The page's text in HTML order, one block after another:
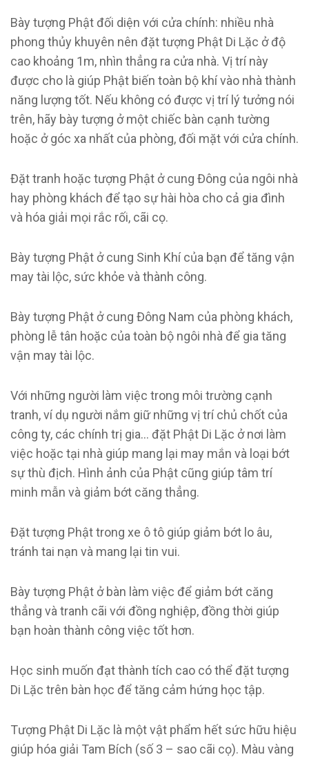
Bày tượng Phật đối diện với cửa chính: nhiều nhà
phong thủy khuyên nên đặt tượng Phật Di Lặc ở độ
cao khoảng 1m, nhìn thẳng ra cửa nhà. Vị trí này
được cho là giúp Phật biến toàn bộ khí vào nhà thành
năng lượng tốt. Nếu không có được vị trí lý tưởng nói
trên, hãy bày tượng ở một chiếc bàn cạnh tường
hoặc ở góc xa nhất của phòng, đối mặt với cửa chính.
Đặt tranh hoặc tượng Phật ở cung Đông của ngôi nhà
hay phòng khách để tạo sự hài hòa cho cả gia đình
và hóa giải mọi rắc rối, cãi cọ.
Bày tượng Phật ở cung Sinh Khí của bạn để tăng vận
may tài lộc, sức khỏe và thành công.
Bày tượng Phật ở cung Đông Nam của phòng khách,
phòng lễ tân hoặc của toàn bộ ngôi nhà để gia tăng
vận may tài lộc.
Với những người làm việc trong môi trường cạnh
tranh, ví dụ người nắm giữ những vị trí chủ chốt của
công ty, các chính trị gia… đặt Phật Di Lặc ở nơi làm
việc hoặc tại nhà giúp mang lại may mắn và loại bớt
sự thù địch. Hình ảnh của Phật cũng giúp tâm trí
minh mẫn và giảm bớt căng thẳng.
Đặt tượng Phật trong xe ô tô giúp giảm bớt lo âu,
tránh tai nạn và mang lại tin vui.
Bày tượng Phật ở bàn làm việc để giảm bớt căng
thẳng và tranh cãi với đồng nghiệp, đồng thời giúp
bạn hoàn thành công việc tốt hơn.
Học sinh muốn đạt thành tích cao có thể đặt tượng
Di Lặc trên bàn học để tăng cảm hứng học tập.
Tượng Phật Di Lặc là một vật phẩm hết sức hữu hiệu
giúp hóa giải Tam Bích (số 3 – sao cãi cọ). Màu vàng